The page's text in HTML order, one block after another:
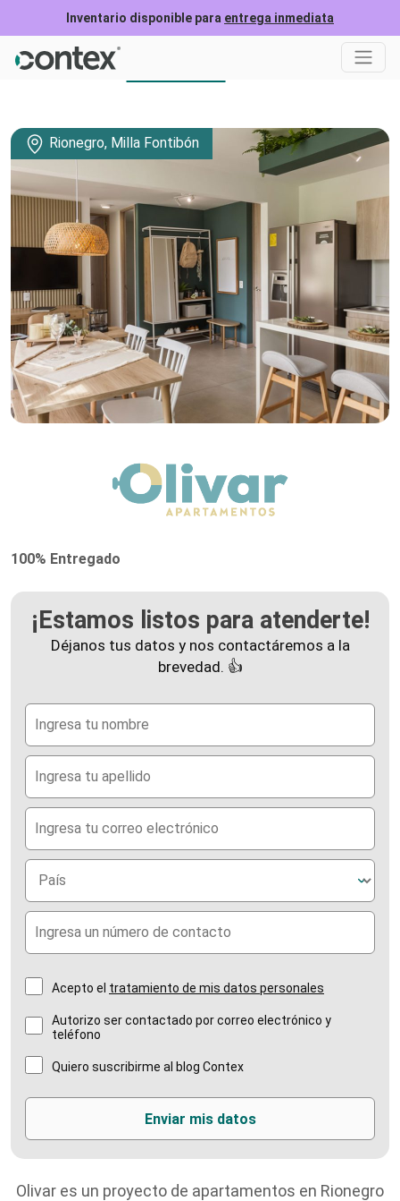
Inventario disponible para entrega inmediata
Ubicación
Rionegro, Milla Fontibón
100% Entregado
¡Estamos listos para atenderte!
Déjanos tus datos y nos contactáremos a la
brevedad. 👍
Acepto el tratamiento de mis datos personales
Autorizo ser contactado por correo electrónico y
teléfono
Quiero suscribirme al blog Contex
Olivar es un proyecto de apartamentos en Rionegro